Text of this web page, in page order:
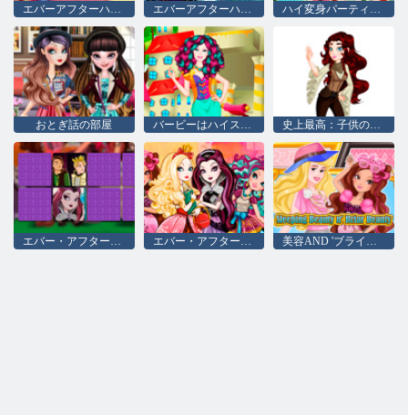
おとぎ話の部屋 バービーはハイスタイルのドレスアップ後に 史上最高：子供のための色づけ